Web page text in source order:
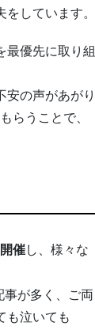
しています。
最優先に取り組
の声があがり
らうことで、
催し、様々な
が多く、ご両
も泣いても